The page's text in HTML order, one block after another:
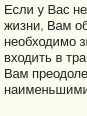
Если у Вас
жизни, Вам
необходимо
входить в
Вам